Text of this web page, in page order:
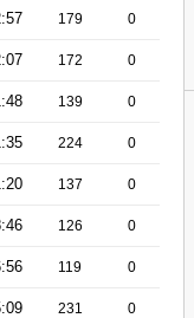
179 0
172 0
139 0
224 0
137 0
126 0
119 0
231 0